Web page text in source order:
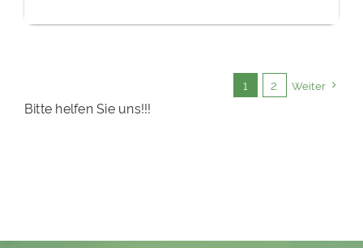
1 2 Weiter
Bitte helfen Sie uns!!!